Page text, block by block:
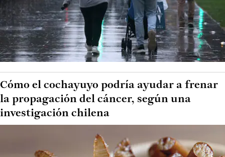
Cómo el cochayuyo podría ayudar a frenar
la propagación del cáncer, según una
investigación chilena